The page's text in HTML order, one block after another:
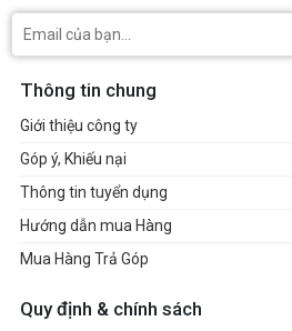
Thông tin chung
Giới thiệu công ty
Góp ý, Khiếu nại
Thông tin tuyển dụng
Hướng dẫn mua Hàng
Mua Hàng Trả Góp
Quy định & chính sách